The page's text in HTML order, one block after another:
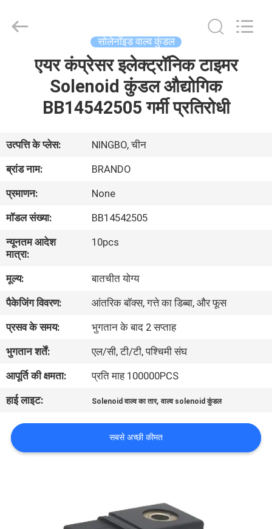
हमारे
बारे
में
कारखाने
का
गुणवत्ता
नियंत्रण
हमसे
संपर्क
करें
उद्धरण
सोलेनॉइड वाल्व कुंडल
एयर कंप्रेसर इलेक्ट्रॉनिक टाइमर
Solenoid कुंडल औद्योगिक
BB14542505 गर्मी प्रतिरोधी
उत्पत्ति के प्लेस:
NINGBO, चीन
ब्रांड नाम:
BRANDO
प्रमाणन:
None
मॉडल संख्या:
BB14542505
न्यूनतम आदेश
मात्रा:
10pcs
मूल्य:
बातचीत योग्य
पैकेजिंग विवरण:
आंतरिक बॉक्स, गत्ते का डिब्बा, और फूस
प्रसव के समय:
भुगतान के बाद 2 सप्ताह
भुगतान शर्तें:
एल/सी, टी/टी, पश्चिमी संघ
आपूर्ति की क्षमता:
प्रति माह 100000PCS
हाई लाइट:
Solenoid वाल्व का तार,वाल्व solenoid कुंडल
सबसे अच्छी कीमत